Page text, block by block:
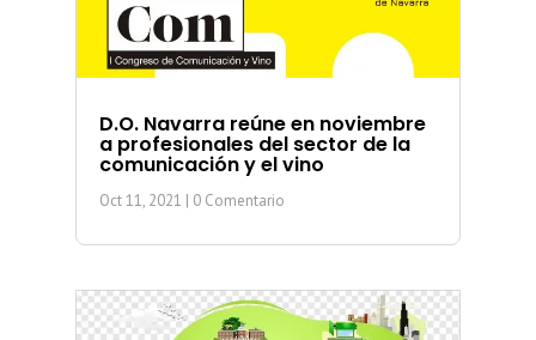
D.O. Navarra reúne en noviembre
a profesionales del sector de la
comunicación y el vino
Oct 11, 2021 | 0 Comentario